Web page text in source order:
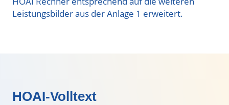
Leistungsbilder aus der Anlage 1 erweitert.
HOAI-Volltext